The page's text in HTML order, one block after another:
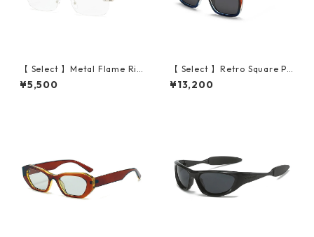
【 Select 】Metal Flame Ri
mless Squarer Sunglasses #
1 (Silver/Clear)
¥5,500
【 Select 】Retro Square Po
larized Sunglasses (Demi N
avy/Grey)
¥13,200